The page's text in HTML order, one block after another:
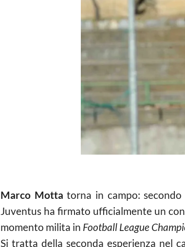
Marco Motta torna in campo:
Juventus ha firmato ufficialmente un
momento milita in Football League
Si tratta della seconda esperienza nel